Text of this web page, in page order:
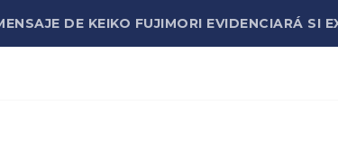
DE KEIKO FUJIMORI EVIDENCIARÁ SI